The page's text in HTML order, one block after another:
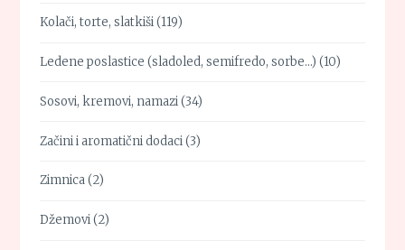
Kolači, torte, slatkiši(119)
Ledene poslastice (sladoled, semifredo, sorbe…) (10)
Sosovi, kremovi, namazi(34)
Začini i aromatični dodaci(3)
Zimnica(2)
Džemovi(2)